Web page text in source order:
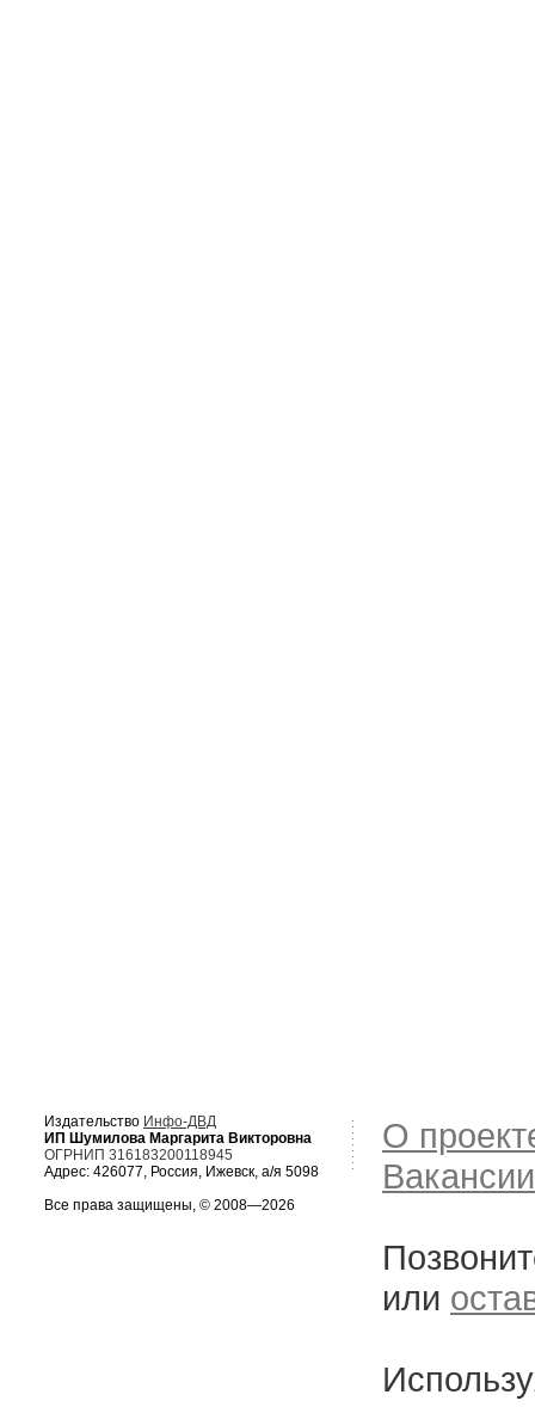
Издательство Инфо-ДВД
ИП Шумилова Маргарита Викторовна
ОГРНИП 316183200118945
Адрес: 426077, Россия, Ижевск, а/я 5098
Все права защищены, © 2008—2026
О
Вакансии
или